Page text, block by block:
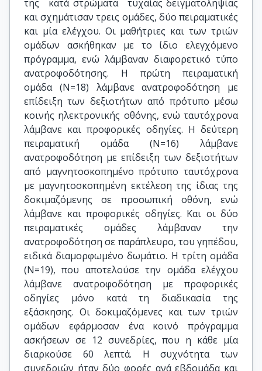
της ¨κατά στρώματα¨ τυχαίας δειγματοληψίας
και σχημάτισαν τρεις ομάδες, δύο πειραματικές
και μία ελέγχου. Οι μαθήτριες και των τριών
ομάδων ασκήθηκαν με το ίδιο ελεγχόμενο
πρόγραμμα, ενώ λάμβαναν διαφορετικό τύπο
ανατροφοδότησης. Η πρώτη πειραματική
ομάδα (Ν=18) λάμβανε ανατροφοδότηση με
επίδειξη των δεξιοτήτων από πρότυπο μέσω
κοινής ηλεκτρονικής οθόνης, ενώ ταυτόχρονα
λάμβανε και προφορικές οδηγίες. Η δεύτερη
πειραματική ομάδα (Ν=16) λάμβανε
ανατροφοδότηση με επίδειξη των δεξιοτήτων
από μαγνητοσκοπημένο πρότυπο ταυτόχρονα
με μαγνητοσκοπημένη εκτέλεση της ίδιας της
δοκιμαζόμενης σε προσωπική οθόνη, ενώ
λάμβανε και προφορικές οδηγίες. Και οι δύο
πειραματικές ομάδες λάμβαναν την
ανατροφοδότηση σε παράπλευρο, του γηπέδου,
ειδικά διαμορφωμένο δωμάτιο. Η τρίτη ομάδα
(Ν=19), που αποτελούσε την ομάδα ελέγχου
λάμβανε ανατροφοδότηση με προφορικές
οδηγίες μόνο κατά τη διαδικασία της
εξάσκησης. Οι δοκιμαζόμενες και των τριών
ομάδων εφάρμοσαν ένα κοινό πρόγραμμα
ασκήσεων σε 12 συνεδρίες, που η κάθε μία
διαρκούσε 60 λεπτά. Η συχνότητα των
συνεδριών ήταν δύο φορές ανά εβδομάδα και